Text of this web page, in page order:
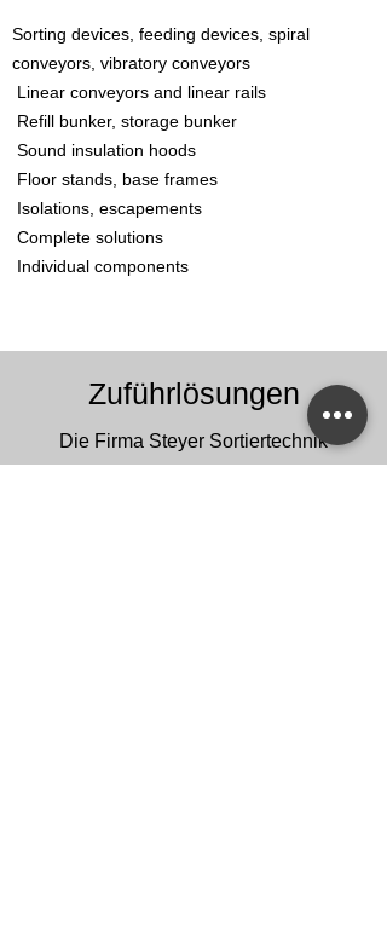
Sorting devices, feeding devices, spiral
conveyors, vibratory conveyors
Linear conveyors and linear rails
Refill bunker, storage bunker
Sound insulation hoods
Floor stands, base frames
Isolations, escapements
Complete solutions
Individual components
Zuführlösungen
Die Firma Steyer Sortiertechnik